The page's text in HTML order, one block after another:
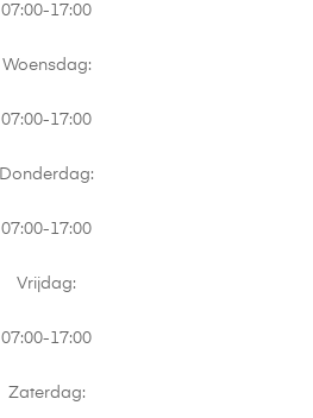
07:00-17:00
Woensdag:
07:00-17:00
Donderdag:
07:00-17:00
Vrijdag:
07:00-17:00
Zaterdag: